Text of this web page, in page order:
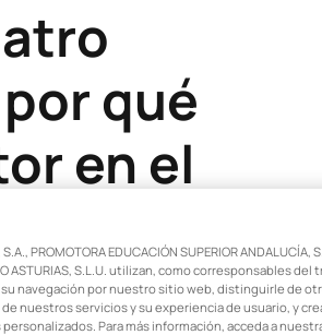
qué
en el
sobre tu futuro en este
PROMOTORA EDUCACIÓN SUPERIOR ANDALUCÍA,
ASTURIAS, S.L.U. utilizan, como corresponsables
navegación por nuestro sitio web, distinguirle de
nuestros servicios y su experiencia de usuario, y
Para más información, acceda a